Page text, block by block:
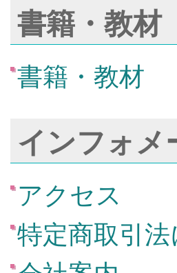
書籍・教材
書籍・教材
インフォメ
アクセス
特定商取引